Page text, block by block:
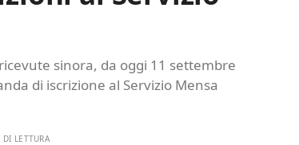
sinora, da oggi 11 settembre
di iscrizione al Servizio Mensa
LETTURA